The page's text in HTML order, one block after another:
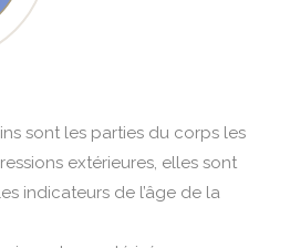
sont les parties du corps les
extérieures, elles sont
indicateurs de l’âge de la